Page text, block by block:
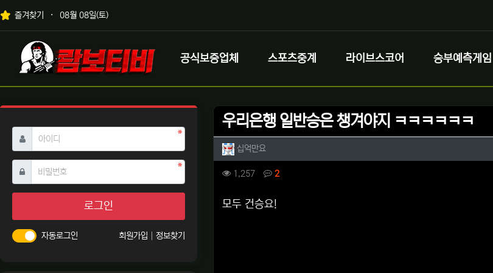
상단 네비
즐겨찾기 08월 08일(토)
메인 메뉴
로고
공식보증업체 스포츠중계 라이브스코어 승부예측게임
우리은행 일반승은 챙겨야지 ㅋㅋㅋㅋㅋㅋ
작성자 정보
십억만요
컨텐츠 정보
1,257조회 2댓글
본문
모두 건승요!
아이디 필수
비밀번호필수
로그인
자동로그인 회원가입 정보찾기